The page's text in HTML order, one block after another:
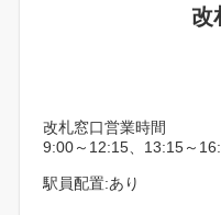
改
改札窓口営業時間
9:00～12:15、13:15～
駅員配置:あり